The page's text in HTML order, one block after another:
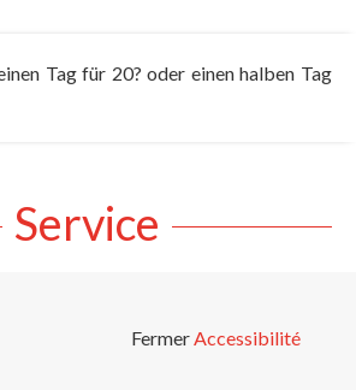
Tag für 20? oder einen halben Tag
Service
Fermer Accessibilité